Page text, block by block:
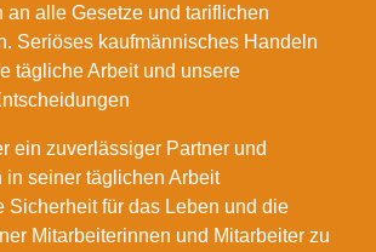
an alle Gesetze und tariflichen
Seriöses kaufmännisches Handeln
tägliche Arbeit und unsere
ein zuverlässiger Partner und
in seiner täglichen Arbeit
Sicherheit für das Leben und die
Mitarbeiterinnen und Mitarbeiter zu